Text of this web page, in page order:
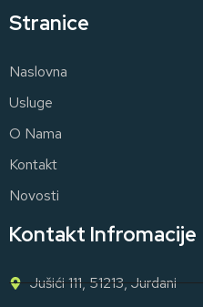
Stranice
Naslovna
Usluge
O Nama
Kontakt
Novosti
Kontakt Infromacije
Jušići 111, 51213, Jurdani